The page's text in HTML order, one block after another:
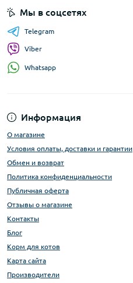
Информация
О магазине
Условия оплаты, доставки и гарантии
Обмен и возврат
Политика конфиденциальности
Публичная оферта
Отзывы о магазине
Контакты
Блог
Корм для котов
Карта сайта
Производители
Мы в соцсетях
Telegram
Viber
Whatsapp